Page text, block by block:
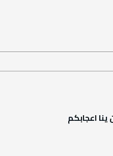
اعجابكم